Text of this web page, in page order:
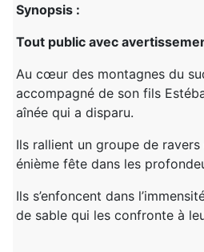
Synopsis :
Tout public avec
Au cœur des montagnes du
accompagné de son fils
aînée qui a disparu.
Ils rallient un groupe de
énième fête dans les
Ils s’enfoncent dans
de sable qui les confronte à